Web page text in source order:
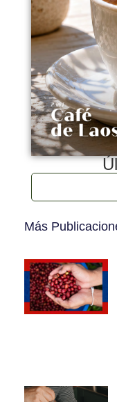
Más